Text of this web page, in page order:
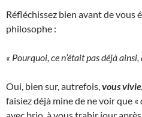
Réfléchissez bien avant de vous
philosophe :
« Pourquoi, ce n’était pas déjà ainsi,
Oui, bien sur, autrefois, vous
faisiez déjà mine de ne voir que «
avec brio, à vous trahir jour